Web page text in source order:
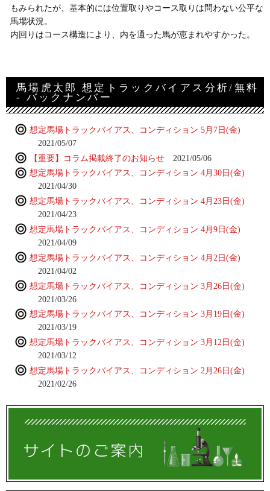
もみられたが、基本的には位置取りやコース取りは問わない公平な
馬場状況。
内回りはコース構造により、内を通った馬が恵まれやすかった。
馬場虎太郎 想定トラックバイアス分析/無料
- バックナンバー
想定馬場トラックバイアス、コンディション 5月7日(金)
2021/05/07
【重要】コラム掲載終了のお知らせ
2021/05/06
想定馬場トラックバイアス、コンディション 4月30日(金)
2021/04/30
想定馬場トラックバイアス、コンディション 4月23日(金)
2021/04/23
想定馬場トラックバイアス、コンディション 4月9日(金)
2021/04/09
想定馬場トラックバイアス、コンディション 4月2日(金)
2021/04/02
想定馬場トラックバイアス、コンディション 3月26日(金)
2021/03/26
想定馬場トラックバイアス、コンディション 3月19日(金)
2021/03/19
想定馬場トラックバイアス、コンディション 3月12日(金)
2021/03/12
想定馬場トラックバイアス、コンディション 2月26日(金)
2021/02/26